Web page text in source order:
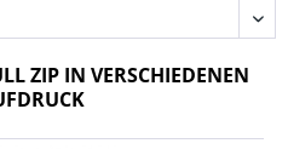
ZIP IN VERSCHIEDENEN